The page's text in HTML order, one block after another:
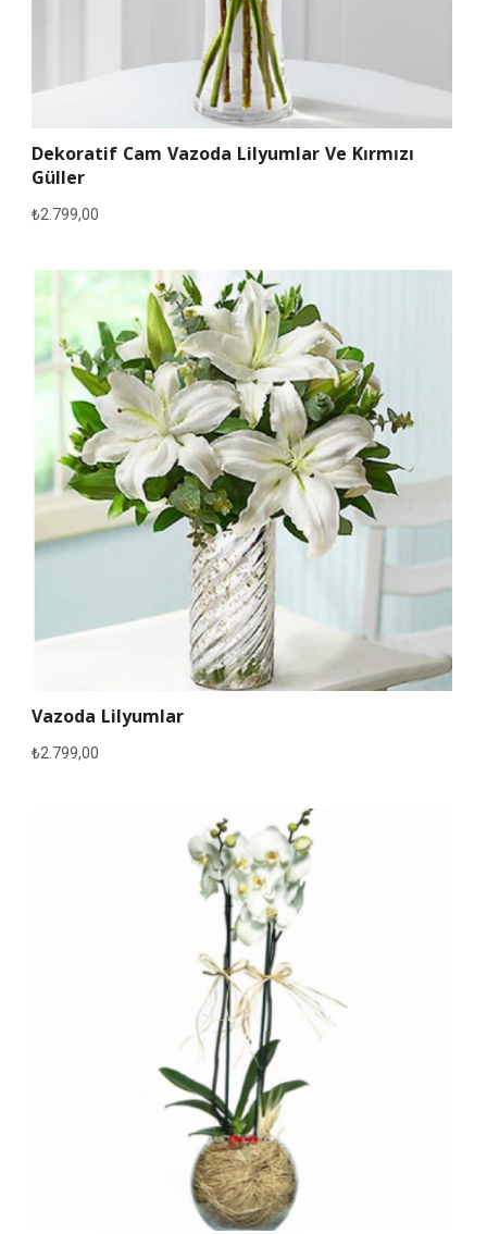
Dekoratif Cam Vazoda Lilyumlar Ve Kırmızı
Güller
₺2.799,00
Vazoda Lilyumlar
₺2.799,00